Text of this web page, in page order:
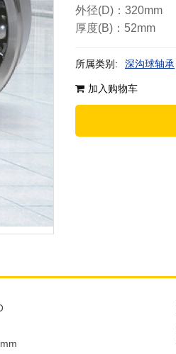
外径(D)：320mm
厚度(B)：52mm
所属类别: 深沟球轴承
加入购物车